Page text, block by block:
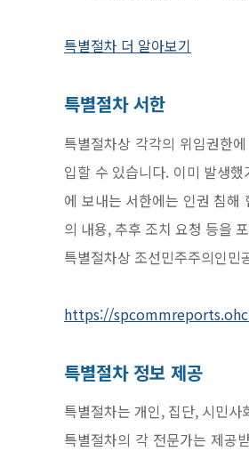
특별절차 더 알아보기
특별절차 서한
특별절차상 각각의 위임권한
입할 수 있습니다. 이미 발생
에 보내는 서한에는 인권 침해
의 내용, 추후 조치 요청 등을
특별절차상 조선민주주의인
https://
특별절차 정보 제공
특별절차는 개인, 집단, 시민
특별절차의 각 전문가는 제공